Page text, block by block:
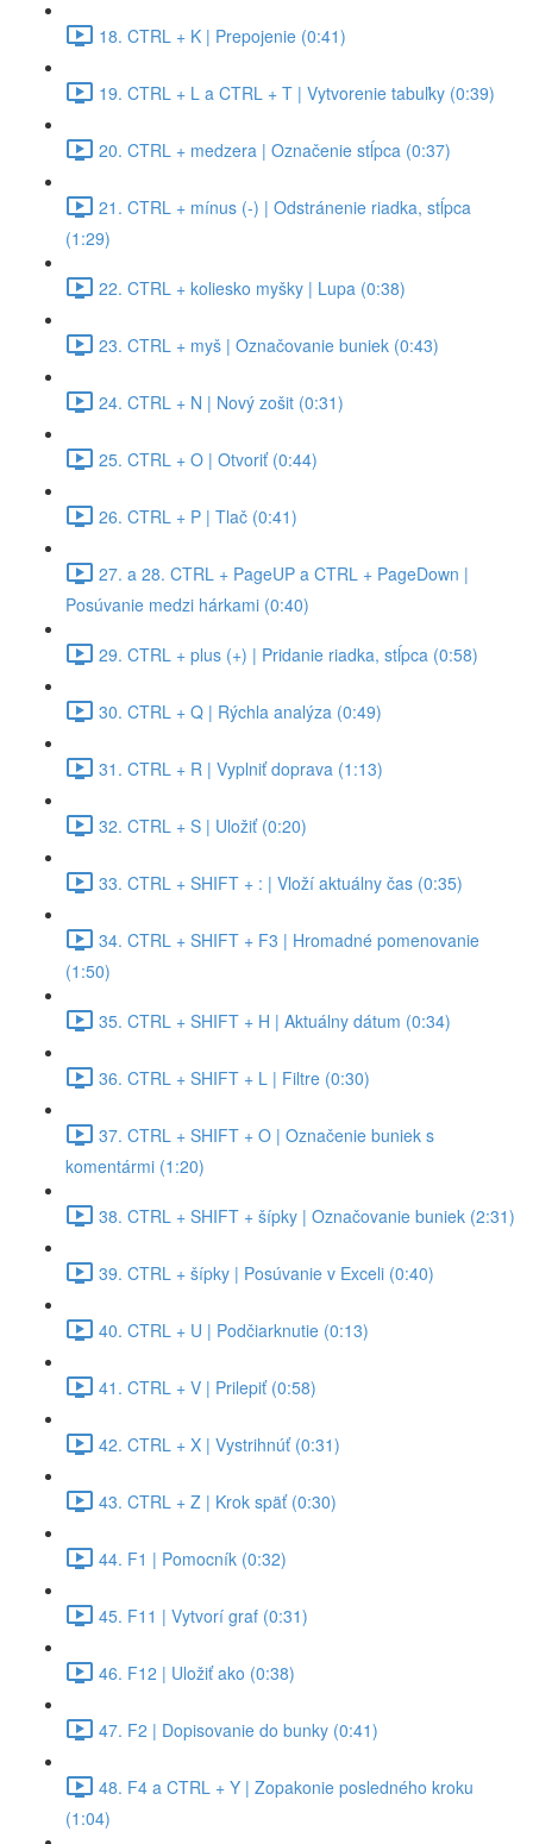
18. CTRL + K | Prepojenie (0:41)
19. CTRL + L a CTRL + T | Vytvorenie tabuľky (0:39)
20. CTRL + medzera | Označenie stĺpca (0:37)
21. CTRL + mínus (-) | Odstránenie riadka, stĺpca
(1:29)
22. CTRL + koliesko myšky | Lupa (0:38)
23. CTRL + myš | Označovanie buniek (0:43)
24. CTRL + N | Nový zošit (0:31)
25. CTRL + O | Otvoriť (0:44)
26. CTRL + P | Tlač (0:41)
27. a 28. CTRL + PageUP a CTRL + PageDown |
Posúvanie medzi hárkami (0:40)
29. CTRL + plus (+) | Pridanie riadka, stĺpca (0:58)
30. CTRL + Q | Rýchla analýza (0:49)
31. CTRL + R | Vyplniť doprava (1:13)
32. CTRL + S | Uložiť (0:20)
33. CTRL + SHIFT + : | Vloží aktuálny čas (0:35)
34. CTRL + SHIFT + F3 | Hromadné pomenovanie
(1:50)
35. CTRL + SHIFT + H | Aktuálny dátum (0:34)
36. CTRL + SHIFT + L | Filtre (0:30)
37. CTRL + SHIFT + O | Označenie buniek s
komentármi (1:20)
38. CTRL + SHIFT + šípky | Označovanie buniek (2:31)
39. CTRL + šípky | Posúvanie v Exceli (0:40)
40. CTRL + U | Podčiarknutie (0:13)
41. CTRL + V | Prilepiť (0:58)
42. CTRL + X | Vystrihnúť (0:31)
43. CTRL + Z | Krok späť (0:30)
44. F1 | Pomocník (0:32)
45. F11 | Vytvorí graf (0:31)
46. F12 | Uložiť ako (0:38)
47. F2 | Dopisovanie do bunky (0:41)
48. F4 a CTRL + Y | Zopakonie posledného kroku
(1:04)